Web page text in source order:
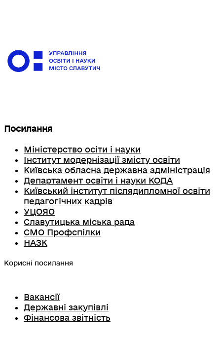
Посилання
Міністерство осіти і науки
Інститут модернізації змісту освіти
Київська обласна державна адміністрація
Департамент освіти і науки КОДА
Київський інститут післядипломної освіти
педагогічних кадрів
УЦОЯО
Славутицька міська рада
СМО Профспілки
НАЗК
Корисні посилання
Вакансії
Державні закупівлі
Фінансова звітність